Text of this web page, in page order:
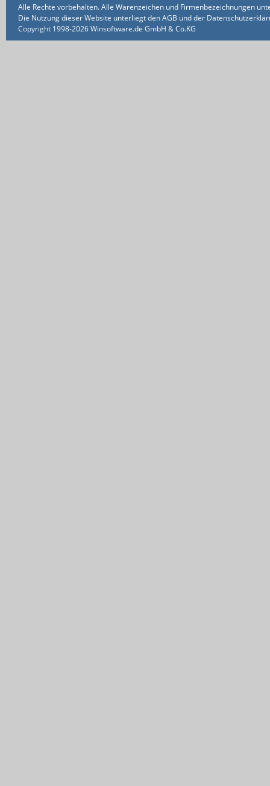
Alle Rechte vorbehalten. Alle Warenzeichen und Firmenbezeichnungen
Die Nutzung dieser Website unterliegt den AGB und der
Copyright 1998-2026 Winsoftware.de GmbH & Co.KG